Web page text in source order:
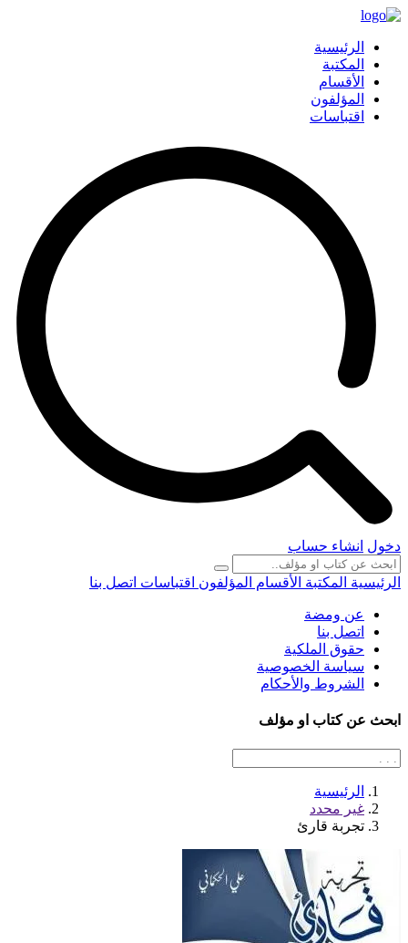
الرئيسية
المكتبة
الأقسام
المؤلفون
اقتباسات
دخول انشاء حساب
الرئيسية المكتبة الأقسام المؤلفون اقتباسات اتصل بنا
عن ومضة
اتصل بنا
حقوق الملكية
سياسة الخصوصية
الشروط والأحكام
ابحث عن كتاب او مؤلف
الرئيسية
غير محدد
تجربة قارئ